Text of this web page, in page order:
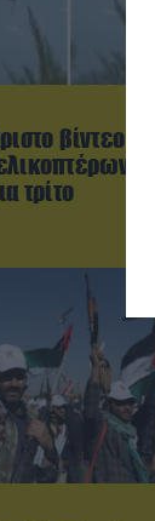
βίντεο της
τρίτο